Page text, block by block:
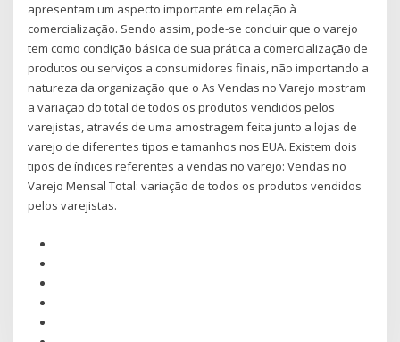
apresentam um aspecto importante em relação à
comercialização. Sendo assim, pode-se concluir que o varejo
tem como condição básica de sua prática a comercialização de
produtos ou serviços a consumidores finais, não importando a
natureza da organização que o As Vendas no Varejo mostram
a variação do total de todos os produtos vendidos pelos
varejistas, através de uma amostragem feita junto a lojas de
varejo de diferentes tipos e tamanhos nos EUA. Existem dois
tipos de índices referentes a vendas no varejo: Vendas no
Varejo Mensal Total: variação de todos os produtos vendidos
pelos varejistas.